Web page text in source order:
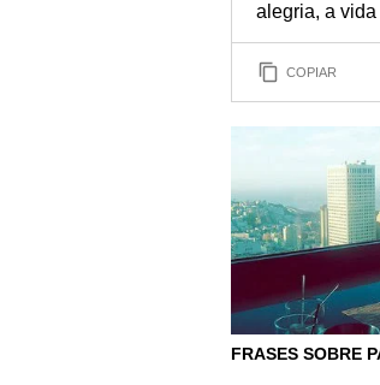
alegria, a
COPIAR
FRASES SOBRE